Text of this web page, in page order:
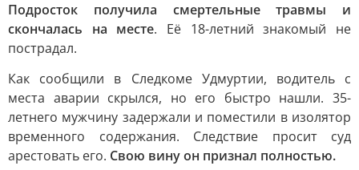
Подросток получила смертельные травмы и
скончалась на месте. Её 18-летний знакомый не
пострадал.
Как сообщили в Следкоме Удмуртии, водитель с
места аварии скрылся, но его быстро нашли. 35-
летнего мужчину задержали и поместили в изолятор
временного содержания. Следствие просит суд
арестовать его. Свою вину он признал полностью.